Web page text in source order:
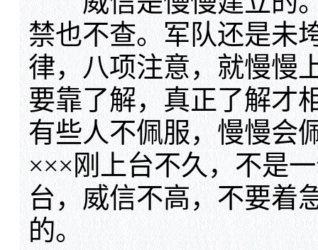
禁也不查。军队还是未
律，八项注意，就慢慢
要靠了解，真正了解才
有些人不佩服，慢慢会
×××刚上台不久，不是
台，威信不高，不要着
的。